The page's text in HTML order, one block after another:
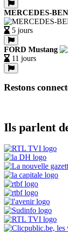
MERCEDES-
5 jours
FORD Mustang
11 jours
Restons
Ils parlent